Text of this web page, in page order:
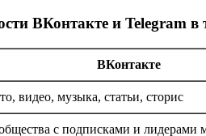
ВКонтакте и Telegram в
ВКонтакте
видео, музыка, статьи, сторис
с подписками и лидерами